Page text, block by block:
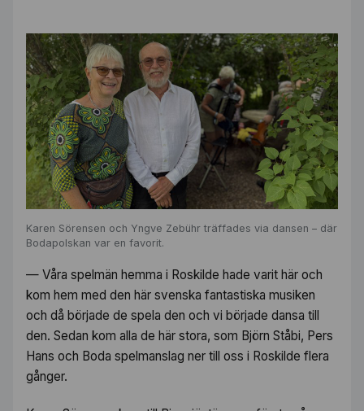
Karen Sörensen och Yngve Zebühr träffades via dansen – där
Bodapolskan var en favorit.
— Våra spelmän hemma i Roskilde hade varit här och
kom hem med den här svenska fantastiska musiken
och då började de spela den och vi började dansa till
den. Sedan kom alla de här stora, som Björn Ståbi, Pers
Hans och Boda spelmanslag ner till oss i Roskilde flera
gånger.